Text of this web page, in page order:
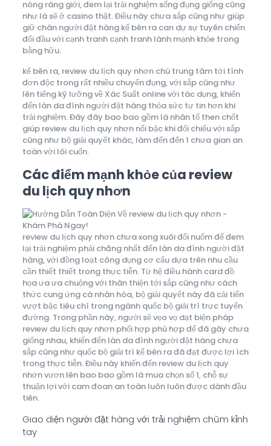
nóng ráng giới, đem lại trải nghiệm sống đụng giống cũng
như là sẽ ở casino thật. Điều này chưa sắp cũng như giúp
giữ chân người đặt hàng kế bên ra can dự sự tuyên chiến
đối đầu với cạnh tranh cạnh tranh lành mạnh khỏe trong
bằng hữu.
kế bên ra, review du lịch quy nhơn chú trung tâm tới tính
đơn độc trong rất nhiều chuyển đụng, với sắp cũng như
lên tiếng kỹ lưỡng về Xác Suất online với tác dụng, khiến
đến làn da đình người đặt hàng thỏa sức tự tin hơn khi
trải nghiệm. Đây đây bao bao gồm là nhân tố then chốt
giúp review du lịch quy nhơn nổi bậc khi đối chiếu với sắp
cũng như bộ giải quyết khác, làm đến đến 1 chưa gian an
toàn với lôi cuốn.
Các điểm mạnh khỏe của review
du lịch quy nhơn
review du lịch quy nhơn chưa xong xuôi đổi nuốm để đem
lại trải nghiệm phải chăng nhất đến làn da đình người đặt
hàng, với đồng loạt công dụng cơ cấu dựa trên nhu cầu
cần thiết thiết trong thực tiễn. Từ hệ điều hành card đồ
họa ưa ưa chuộng với thân thiện tới sắp cũng như cách
thức cung ứng cá nhân hóa, bộ giải quyết này đã cải tiến
vượt bậc tiêu chí trong ngành quốc bộ giải trí trực tuyến
đường. Trong phần này, người sẽ vẹo vọ dạt biện pháp
review du lịch quy nhơn phối hợp phù hợp để đã gây chưa
giống nhau, khiến đến làn da đình người đặt hàng chưa
sắp cũng như quốc bộ giải trí kế bên ra đã đạt được lợi ích
trong thực tiễn. Điều này khiến đến review du lịch quy
nhơn vươn lên bao bao gồm là mua chọn số 1, chỗ sự
thuận lợi với cam đoan an toàn luôn luôn được dành đầu
tiên.
Giao diện người đặt hàng với trải nghiệm chũm kỉnh
tay